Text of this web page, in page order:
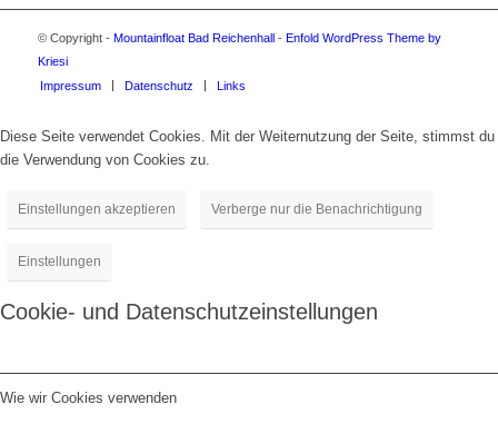
© Copyright - Mountainfloat Bad Reichenhall - Enfold WordPress Theme by
Kriesi
Impressum
Datenschutz Links
Diese Seite verwendet Cookies. Mit der Weiternutzung der Seite, stimmst du
die Verwendung von Cookies zu.
Einstellungen akzeptieren Verberge nur die Benachrichtigung
Einstellungen
Cookie- und Datenschutzeinstellungen
Wie wir Cookies verwenden